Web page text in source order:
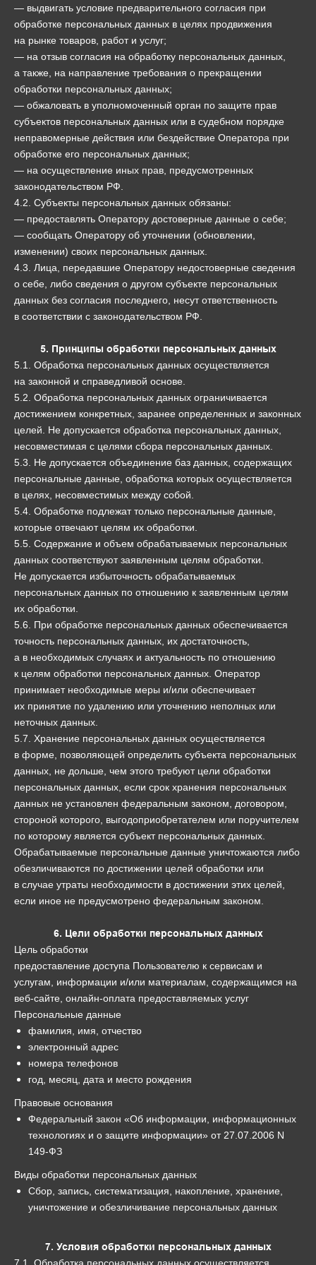
— выдвигать условие предварительного согласия при
обработке персональных данных в целях продвижения
на рынке товаров, работ и услуг;
— на отзыв согласия на обработку персональных данных,
а также, на направление требования о прекращении
обработки персональных данных;
— обжаловать в уполномоченный орган по защите прав
субъектов персональных данных или в судебном порядке
неправомерные действия или бездействие Оператора при
обработке его персональных данных;
— на осуществление иных прав, предусмотренных
законодательством РФ.
4.2. Субъекты персональных данных обязаны:
— предоставлять Оператору достоверные данные о себе;
— сообщать Оператору об уточнении (обновлении,
изменении) своих персональных данных.
4.3. Лица, передавшие Оператору недостоверные сведения
о себе, либо сведения о другом субъекте персональных
данных без согласия последнего, несут ответственность
в соответствии с законодательством РФ.
5. Принципы обработки персональных данных
5.1. Обработка персональных данных осуществляется
на законной и справедливой основе.
5.2. Обработка персональных данных ограничивается
достижением конкретных, заранее определенных и законных
целей. Не допускается обработка персональных данных,
несовместимая с целями сбора персональных данных.
5.3. Не допускается объединение баз данных, содержащих
персональные данные, обработка которых осуществляется
в целях, несовместимых между собой.
5.4. Обработке подлежат только персональные данные,
которые отвечают целям их обработки.
5.5. Содержание и объем обрабатываемых персональных
данных соответствуют заявленным целям обработки.
Не допускается избыточность обрабатываемых
персональных данных по отношению к заявленным целям
их обработки.
5.6. При обработке персональных данных обеспечивается
точность персональных данных, их достаточность,
а в необходимых случаях и актуальность по отношению
к целям обработки персональных данных. Оператор
принимает необходимые меры и/или обеспечивает
их принятие по удалению или уточнению неполных или
неточных данных.
5.7. Хранение персональных данных осуществляется
в форме, позволяющей определить субъекта персональных
данных, не дольше, чем этого требуют цели обработки
персональных данных, если срок хранения персональных
данных не установлен федеральным законом, договором,
стороной которого, выгодоприобретателем или поручителем
по которому является субъект персональных данных.
Обрабатываемые персональные данные уничтожаются либо
обезличиваются по достижении целей обработки или
в случае утраты необходимости в достижении этих целей,
если иное не предусмотрено федеральным законом.
6. Цели обработки персональных данных
Цель обработки
предоставление доступа Пользователю к сервисам и
услугам, информации и/или материалам, содержащимся на
веб-сайте, онлайн-оплата предоставляемых услуг
Персональные данные
фамилия, имя, отчество
электронный адрес
номера телефонов
год, месяц, дата и место рождения
Правовые основания
Федеральный закон «Об информации, информационных
технологиях и о защите информации» от 27.07.2006 N
149-ФЗ
Виды обработки персональных данных
Сбор, запись, систематизация, накопление, хранение,
уничтожение и обезличивание персональных данных
7. Условия обработки персональных данных